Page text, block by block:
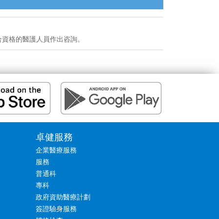
格的醫護人員作出咨詢。
卓健服務
企業醫療服務
服務
普通科
專科
政府資助醫療計劃
簽證驗身服務